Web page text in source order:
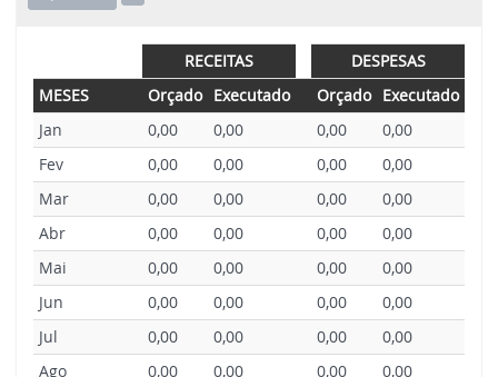
RECEITAS
DESPESAS
MESES
Orçado Executado Orçado Executado
Jan
0,00 0,00 0,00
0,00
Fev
0,00 0,00 0,00
0,00
Mar
0,00 0,00 0,00
0,00
Abr
0,00 0,00 0,00
0,00
Mai
0,00 0,00 0,00
0,00
Jun
0,00 0,00 0,00
0,00
Jul
0,00 0,00 0,00
0,00
Ago
0,00 0,00 0,00
0,00